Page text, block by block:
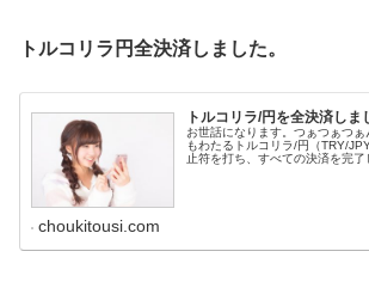
トルコリラ円全決済しました。
トルコリラ/円を全決済しま
お世話になります。つぁつぁつ
もわたるトルコリラ/円（TRY/
止符を打ち、すべての決済を完了
choukitousi.com